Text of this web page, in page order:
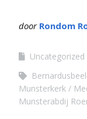
door Rondom
Uncategorized
Munsterkerk
Munsterabdij